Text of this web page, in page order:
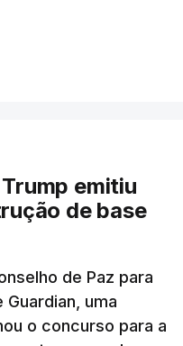
emitiu
de base
de Paz para
Guardian, uma
o concurso para a